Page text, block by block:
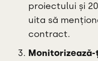
proiectului și
uita să
contract.